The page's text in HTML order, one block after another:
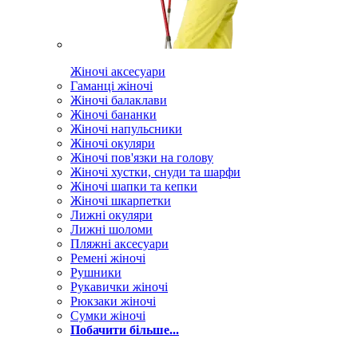
Жіночі аксесуари
Гаманці жіночі
Жіночі балаклави
Жіночі бананки
Жіночі напульсники
Жіночі окуляри
Жіночі пов'язки на голову
Жіночі хустки, снуди та шарфи
Жіночі шапки та кепки
Жіночі шкарпетки
Лижні окуляри
Лижні шоломи
Пляжні аксесуари
Ремені жіночі
Рушники
Рукавички жіночі
Рюкзаки жіночі
Сумки жіночі
Побачити більше...